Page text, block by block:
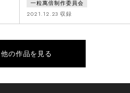
が、混沌とした現代に再び姿を現
し、八百万の神の世界の扉を開
き、いにしえの物語を蘇らせる。
スサノオの高天原での大暴れと岩
心が宿った五穀の種は人間社会に
一粒萬倍制作委員会
2021.12.23 収録
他の作品を見る